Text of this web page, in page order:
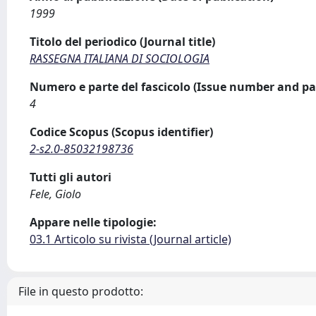
1999
Titolo del periodico (Journal title)
RASSEGNA ITALIANA DI SOCIOLOGIA
Numero e parte del fascicolo (Issue number and
4
Codice Scopus (Scopus identifier)
2-s2.0-85032198736
Tutti gli autori
Fele, Giolo
Appare nelle tipologie:
03.1 Articolo su rivista (Journal article)
File in questo prodotto: